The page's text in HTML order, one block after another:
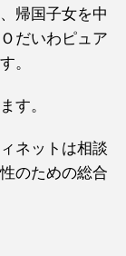
帰国子女を中
だいわピュア
。
す。
ネットは相談
のための総合